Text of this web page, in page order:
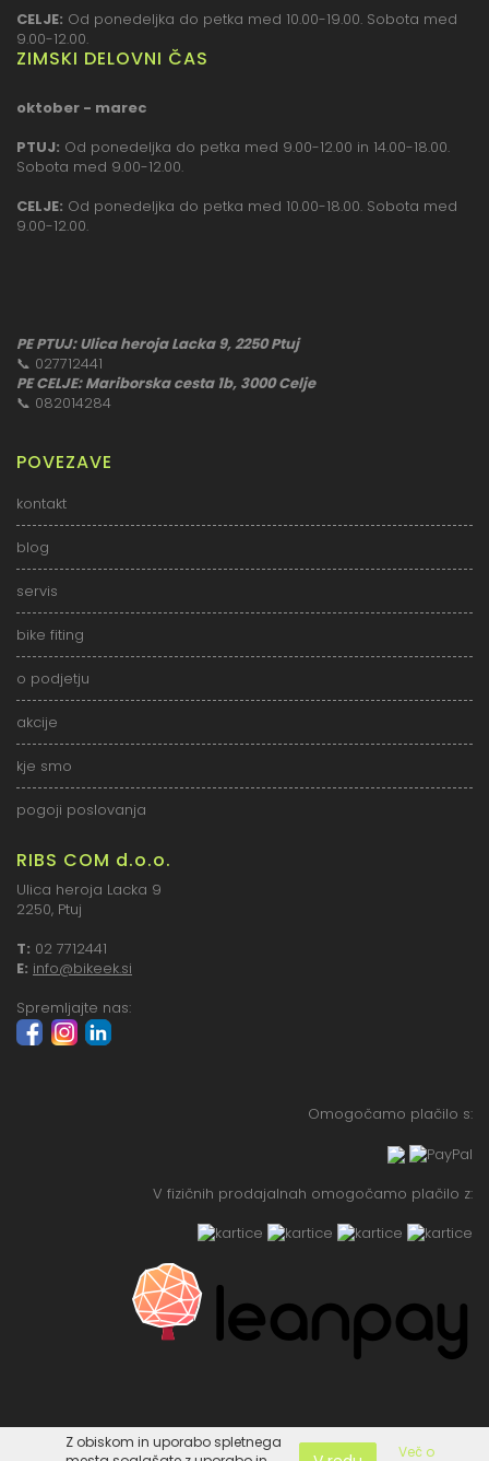
CELJE: Od ponedeljka do petka med 10.00-19.00. Sobota med
9.00-12.00.
ZIMSKI DELOVNI ČAS
oktober - marec
PTUJ: Od ponedeljka do petka med 9.00-12.00 in 14.00-18.00.
Sobota med 9.00-12.00.
CELJE: Od ponedeljka do petka med 10.00-18.00. Sobota med
9.00-12.00.
PE PTUJ: Ulica heroja Lacka 9, 2250 Ptuj
📞 027712441
PE CELJE: Mariborska cesta 1b, 3000 Celje
📞 082014284
POVEZAVE
kontakt
blog
servis
bike fiting
o podjetju
akcije
kje smo
pogoji poslovanja
RIBS COM d.o.o.
Ulica heroja Lacka 9
2250, Ptuj
T: 02 7712441
E: info@bikeek.si
Spremljajte nas:
Omogočamo plačilo s:
V fizičnih prodajalnah omogočamo plačilo z:
Z obiskom in uporabo spletnega
Več o